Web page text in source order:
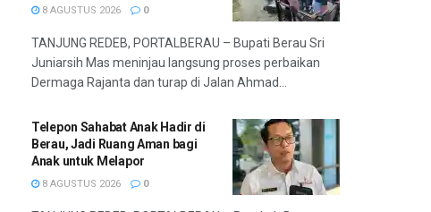
8 AGUSTUS 2026 0
TANJUNG REDEB, PORTALBERAU – Bupati Berau Sri
Juniarsih Mas meninjau langsung proses perbaikan
Dermaga Rajanta dan turap di Jalan Ahmad...
Telepon Sahabat Anak Hadir di
Berau, Jadi Ruang Aman bagi
Anak untuk Melapor
8 AGUSTUS 2026 0